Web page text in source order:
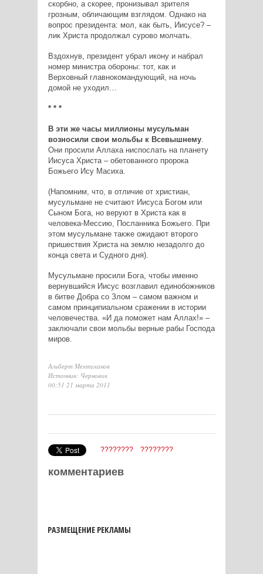
скорбно, а скорее, пронизывал зрителя
грозным, обличающим взглядом. Однако на
вопрос президента: мол, как быть, Иисусе? –
лик Христа продолжал сурово молчать.
Вздохнув, президент убрал икону и набрал
номер министра обороны: тот, как и
Верховный главнокомандующий, на ночь
домой не уходил…
* * *
В эти же часы миллионы мусульман
возносили свои мольбы к Всевышнему.
Они просили Аллаха ниспослать на планету
Иисуса Христа – обетованного пророка
Божьего Ису Масиха.
(Напомним, что, в отличие от христиан,
мусульмане не считают Иисуса Богом или
Сыном Бога, но веруют в Христа как в
человека-Мессию, Посланника Божьего. При
этом мусульмане также ожидают второго
пришествия Христа на землю незадолго до
конца света и Судного дня).
Мусульмане просили Бога, чтобы именно
вернувшийся Иисус возглавил единобожников
в битве Добра со Злом – самом важном и
самом принципиальном сражении в истории
человечества. «И да поможет нам Аллах!» –
заключали свои мольбы верные рабы Господа
миров.
Альберт Мехтиханов
Источник: Черновик
00:51 21 марта 2011
???????? ????????
комментариев
РАЗМЕЩЕНИЕ РЕКЛАМЫ